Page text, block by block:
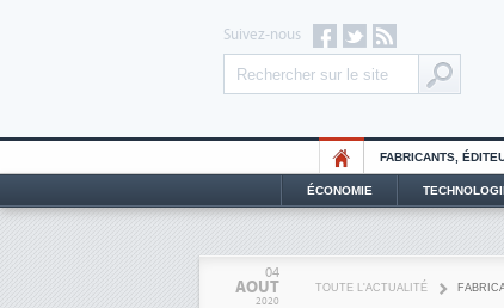
Suivez-nous
FABRICANTS,
ÉCONOMIE
04
AOUT
2020
TOUTE L'ACTUALITÉ